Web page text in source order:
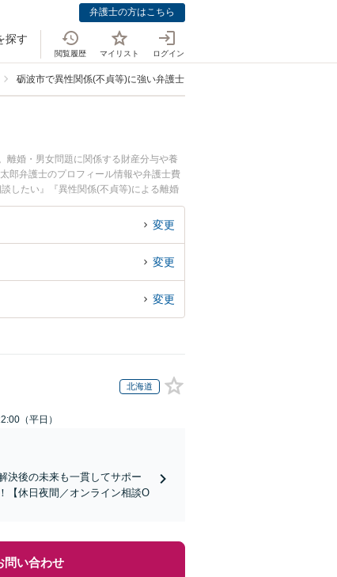
弁護士の方はこちら
探す
閲覧履歴 マイリスト ログイン
砺波市で異性関係(不貞等)に強い弁護士
離婚・男女問題に関係する財産分与や養
郎弁護士のプロフィール情報や弁護士費
したい』『異性関係(不貞等)による離婚
内の弁護士に相談予約したい』などでお
変更
変更
変更
北海道
（平日）
決後の未来も一貫してサポー
【休日夜間／オンライン相談O
問い合わせ